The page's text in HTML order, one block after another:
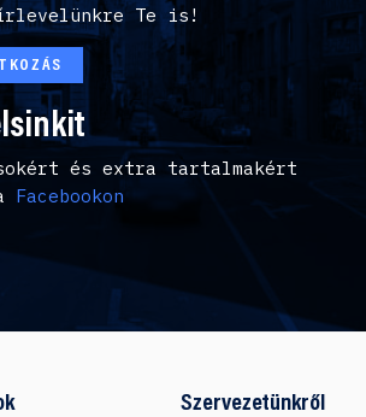
Te is!
és extra tartalmakért
Facebookon
Szervezetünkről